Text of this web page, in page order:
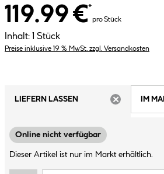
119.99 €*
pro Stück
Inhalt: 1 Stück
Preise inklusive 19 % MwSt. zzgl. Versandkosten
LIEFERN LASSEN
IM
Online nicht verfügbar
Dieser Artikel ist nur im Markt erhältlich.